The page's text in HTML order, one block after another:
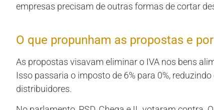
empresas precisam de outras formas de cortar
O que propunham as propostas e
As propostas visavam eliminar o IVA nos bens
Isso passaria o imposto de 6% para 0%,
distribuidores.